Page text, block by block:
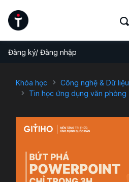
Đăng ký/ Đăng nhập
Khóa học
Công nghệ & Dữ liệu
Tin học ứng dụng văn phòng